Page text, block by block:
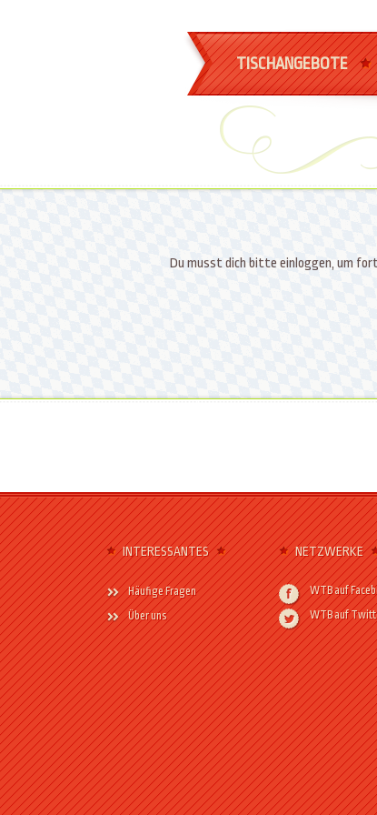
TISCHANGEBOTE
Du musst dich bitte einloggen, um
INTERESSANTES
Häufige Fragen
Über uns
NETZWERKE
WTB auf
WTB auf